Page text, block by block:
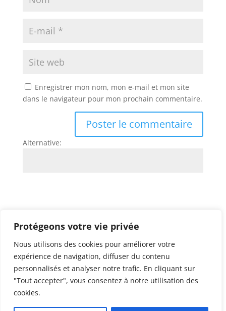
Protégeons votre vie privée
Nous utilisons des cookies pour améliorer votre
expérience de navigation, diffuser du contenu
personnalisés et analyser notre trafic. En cliquant sur
"Tout accepter", vous consentez à notre utilisation des
cookies.
Enregistrer mon nom, mon e-mail et mon site
dans le navigateur pour mon prochain commentaire.
Alternative:
©Maigrirendouceur.comtous droits réservés |
Mentions légales|Termes et conditions d’utilisation
|Plan de site